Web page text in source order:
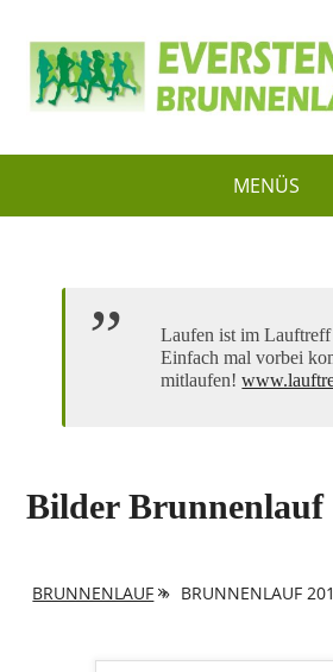
MENÜS
Laufen ist im Lauftreff
Einfach mal vorbei
mitlaufen!
Bilder Brunnenlauf
BRUNNENLAUF » BRUNNENLAUF